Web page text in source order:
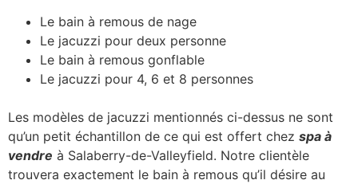
Le bain à remous de nage
Le jacuzzi pour deux personne
Le bain à remous gonflable
Le jacuzzi pour 4, 6 et 8 personnes
Les modèles de jacuzzi mentionnés ci-dessus ne sont
qu’un petit échantillon de ce qui est offert chez spa à
vendre à Salaberry-de-Valleyfield. Notre clientèle
trouvera exactement le bain à remous qu’il désire au